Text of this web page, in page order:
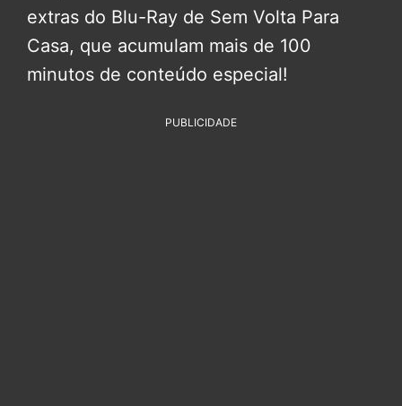
extras do Blu-Ray de Sem Volta Para
Casa, que acumulam mais de 100
minutos de conteúdo especial!
PUBLICIDADE